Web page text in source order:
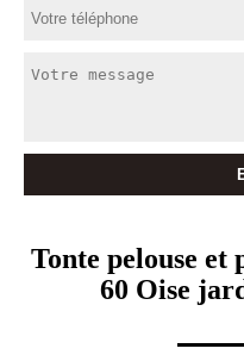
Tonte pelouse et
60 Oise